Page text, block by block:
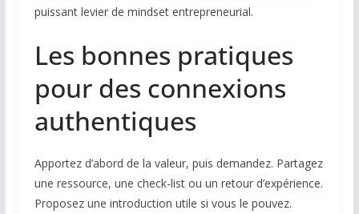
puissant levier de mindset entrepreneurial.
Les bonnes pratiques
pour des connexions
authentiques
Apportez d’abord de la valeur, puis demandez. Partagez
une ressource, une check-list ou un retour d’expérience.
Proposez une introduction utile si vous le pouvez.